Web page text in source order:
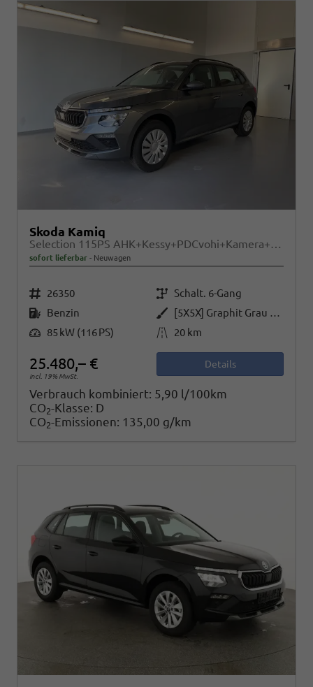
Skoda Kamiq
Selection 115PS AHK+Kessy+PDCvohi+Kamera+Climatronic+AppConnect+Sitzheizung
sofort lieferbar Neuwagen
Fahrzeugnr. 26350 Getriebe Schalt. 6-Gang
Kraftstoff Benzin Außenfarbe
[5X5X] Graphit Grau Metallic
Leistung 85 kW (116 PS) Kilometerstand 20 km
25.480,– €
incl. 19% MwSt.
Details
Verbrauch kombiniert: 5,90 l/100km
CO2-Klasse: D
CO2-Emissionen: 135,00 g/km